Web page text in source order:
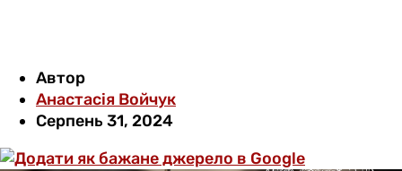
Автор
Анастасія Войчук
Серпень 31, 2024